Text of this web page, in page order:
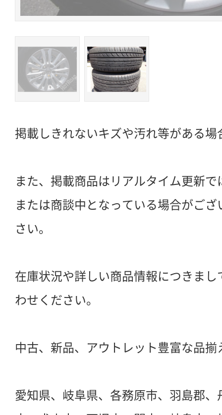
掲載しきれないキズや汚れ等がある場
また、掲載商品はリアルタイム更新
または商談中となっている場合がご
さい。
在庫状況や詳しい商品情報につきま
わせください。
中古、新品、アウトレット豊富な品揃
愛知県、岐阜県、各務原市、羽島郡